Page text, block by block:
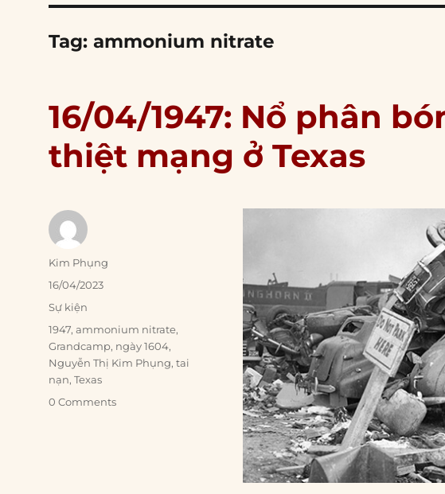
Tag:ammonium nitrate
16/04/1947: Nổ phân
thiệt mạng ở Texas
Author
Kim Phụng
Posted
16/04/2023
Categories
Sự kiện
Tags
1947,ammonium nitrate,
Grandcamp, ngày 1604,
Nguyễn Thị Kim Phụng,tai
nạn,Texas
0 Comments